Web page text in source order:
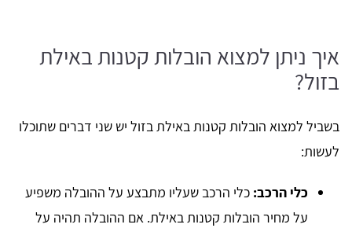
איך ניתן למצוא הובלות קטנות באילת
בזול?
בשביל למצוא הובלות קטנות באילת בזול יש שני דברים שתוכלו
לעשות:
כלי הרכב: כלי הרכב שעליו מתבצע על ההובלה משפיע
על מחיר הובלות קטנות באילת. אם ההובלה תהיה על